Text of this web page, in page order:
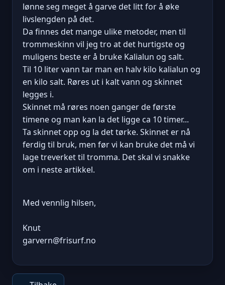
lønne seg meget å garve det litt for å øke
livslengden på det.
Da finnes det mange ulike metoder, men til
trommeskinn vil jeg tro at det hurtigste og
muligens beste er å bruke Kalialun og salt.
Til 10 liter vann tar man en halv kilo kalialun og
en kilo salt. Røres ut i kalt vann og skinnet
legges i.
Skinnet må røres noen ganger de første
timene og man kan la det ligge ca 10 timer...
Ta skinnet opp og la det tørke. Skinnet er nå
ferdig til bruk, men før vi kan bruke det må vi
lage treverket til tromma. Det skal vi snakke
om i neste artikkel.
Med vennlig hilsen,
Knut
garvern@frisurf.no